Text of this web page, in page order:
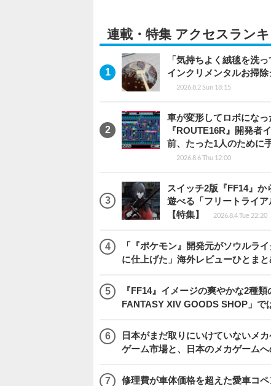
連載・特集 アクセスラン
「気持ちよく絨毯を洗
インクリメンタルお掃
2026.8.2 Sun 18:15
車が変形してロボにな
『ROUTE16R』開発者
前、たった1人のために
2026.8.6 Thu 12:00
スイッチ2版『FF14』
遊べる「フリートライ
【特集】
2026.8.4 Tue 22:20
「『ポケモン』開発元がソウルラ
に仕上げた」海外レビューひとま
『FF14』イメージの爽やかな2種
FANTASY XIV GOODS SHOP」で
日本がまだ取りにいけていないメ
ゲーム市場と、日本のメカゲーム
修理費が車体価格を超えた愛車コ